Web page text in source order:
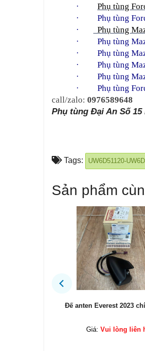
· Phụ tùng
·
Phụ tùng
·
Phụ tùng
·
Phụ tùng
·
Phụ tùng
·
Phụ tùng
·
Phụ tùng
·
Phụ tùng
call/zalo: 0976589648
Phụ tùng Đại An Số 15
Tags: UW6D51120-
Sản phẩm
Hộp số Ford Explorer 2017
Giá:Vui lòng liên